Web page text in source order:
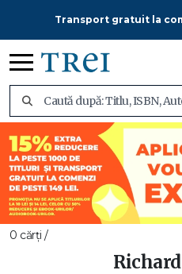
Transport gratuit la
0 cărți /